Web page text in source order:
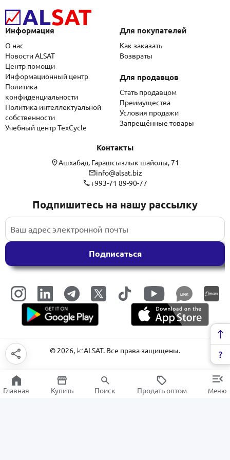
Информация
О нас
Новости ALSAT
Центр помощи
Информационный центр
Политика
конфиденциальности
Политика интеллектуальной
собственности
Учебный центр TexCycle
Для покупателей
Как заказать
Возвраты
Для продавцов
Стать продавцом
Преимущества
Условия продажи
Запрещённые товары
Контакты
Ашхабад, Гарашсызлык шайолы, 71
info@alsat.biz
+993-71 89-90-77
Подпишитесь на нашу рассылку
Подписаться
LINK
© 2026, 📈ALSAT. Все права защищены.
Главная Купить Поиск Продать оптом Меню